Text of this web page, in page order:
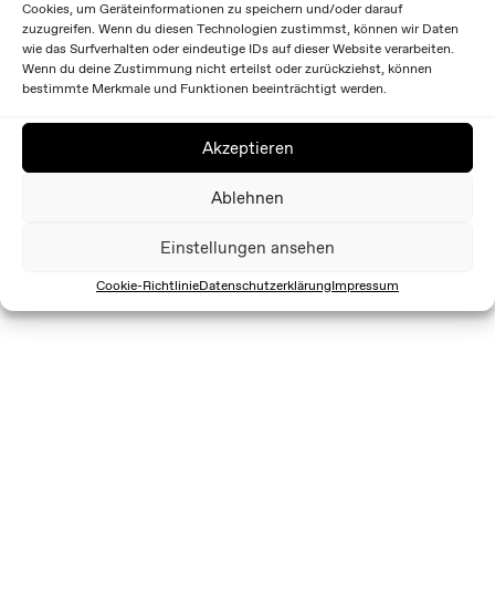
Cookies, um Geräteinformationen zu speichern und/oder darauf
zuzugreifen. Wenn du diesen Technologien zustimmst, können wir Daten
wie das Surfverhalten oder eindeutige IDs auf dieser Website verarbeiten.
Wenn du deine Zustimmung nicht erteilst oder zurückziehst, können
bestimmte Merkmale und Funktionen beeinträchtigt werden.
Akzeptieren
Ablehnen
Einstellungen ansehen
Cookie-RichtlinieDatenschutzerklärungImpressum